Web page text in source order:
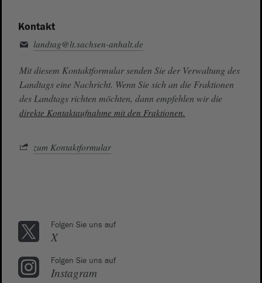
Kontakt
landtag@lt.sachsen-anhalt.de
Mit diesem Kontaktformular senden Sie der Verwaltung des
Landtags eine Nachricht. Wenn Sie sich an die Fraktionen
des Landtags richten möchten, dann empfehlen wir die
direkte Kontaktaufnahme mit den Fraktionen.
zum Kontaktformular
Folgen Sie uns auf
X
Folgen Sie uns auf
Instagram